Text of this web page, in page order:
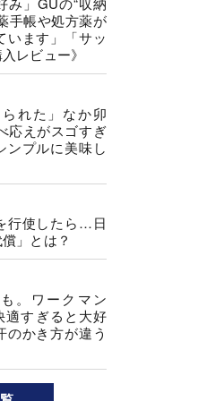
手帳や処方薬が
います」「サッ
レビュー》
れた」なか卯
応えがスゴすぎ
ンプルに美味し
行使したら…日
」とは？
。ワークマン
適すぎると大好
のかき方が違う